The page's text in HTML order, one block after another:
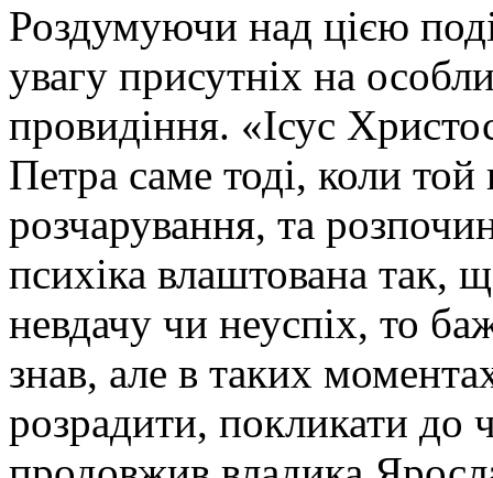
Роздумуючи над цією
увагу присутніх на
провидіння. «Ісус
Петра саме тоді, коли
розчарування, та
психіка влаштована так,
невдачу чи неуспіх, то
знав, але в таких
розрадити, покликати до